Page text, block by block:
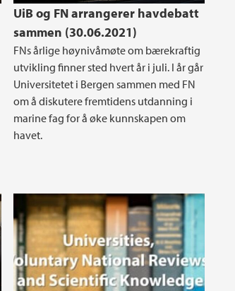
UiB og FN arrangerer havdebatt
sammen (30.06.2021)
FNs årlige høynivåmøte om bærekraftig
utvikling finner sted hvert år i juli. I år går
Universitetet i Bergen sammen med FN
om å diskutere fremtidens utdanning i
marine fag for å øke kunnskapen om
havet.
Universities, Voluntary
Knowledge